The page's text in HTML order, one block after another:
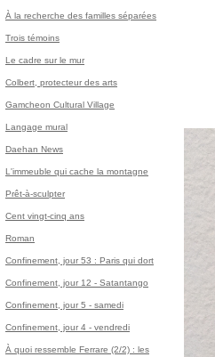
À la recherche des familles séparées
Trois témoins
Le cadre sur le mur
Colbert, protecteur des arts
Gamcheon Cultural Village
Langage mural
Daehan News
L'immeuble qui cache la montagne
Prêt-à-sculpter
Cent vingt-cinq ans
Roman
Confinement, jour 53 : Paris qui dort
Confinement, jour 12 - Satantango
Confinement, jour 5 - samedi
Confinement, jour 4 - vendredi
À quoi ressemble Ferrare (2/2) : les